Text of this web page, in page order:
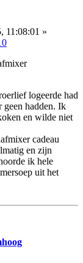
11:08:01 »
logeerde had
geen hadden. Ik
en wilde niet
cadeau
en zijn
ik hele
uit het